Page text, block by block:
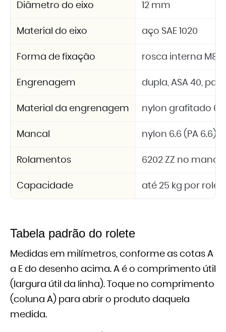
Diâmetro do eixo 12 mm
Material do eixo aço SAE 1020
Forma de fixação rosca interna M8
Engrenagem dupla, ASA 40,
Material da engrenagem nylon grafitado 6.6
Mancal nylon 6.6 (PA 6.6)
Rolamentos 6202 ZZ no
Capacidade até 25 kg por
Tabela padrão do rolete
Medidas em milímetros, conforme as cotas A
a E do desenho acima. A é o comprimento útil
(largura útil da linha). Toque no comprimento
(coluna A) para abrir o produto daquela
medida.